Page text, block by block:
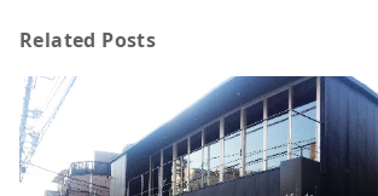
Related Posts